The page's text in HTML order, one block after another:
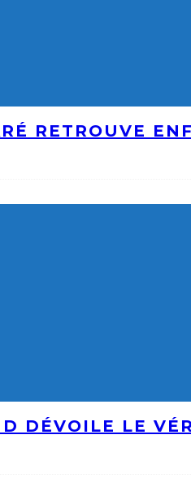
RETROUVE
DÉVOILE LE